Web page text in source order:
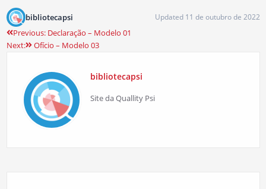
bibliotecapsi Updated 11 de outubro de 2022
Previous: Declaração – Modelo 01
Next:
Ofício – Modelo 03
bibliotecapsi
Site da Quallity Psi